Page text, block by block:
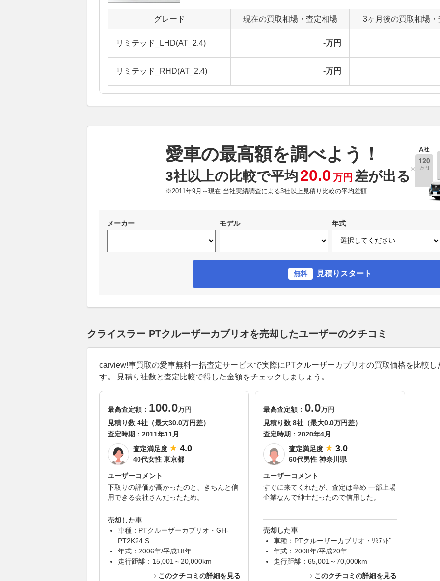
グレード 現在の買取相場・査定相場 3ヶ月後の買取相場・
リミテッド_LHD(AT_2.4) -万円
リミテッド_RHD(AT_2.4) -万円
愛車の最高額を調べよう！
3社以上の比較で平均20.0 万円 差が出る ※
※2011年9月～現在 当社実績調査による3社以上見積り比較の平均差額
メーカー モデル 年式
無料 見積りスタート
クライスラー PTクルーザーカブリオを売却したユーザーのクチコミ
carview!車買取の愛車無料一括査定サービスで実際にPTクルーザーカブリオの買取価格を比較
す。 見積り社数と査定比較で得した金額をチェックしましょう。
最高査定額： 100.0万円
見積り数 4社（最大30.0万円差）
査定時期： 2011年11月
査定満足度
4.0
40代女性 東京都
ユーザーコメント
下取りの評価が高かったのと、きちんと信
用できる会社さんだったため。
売却した車
車種：PTクルーザーカブリオ・GH-
PT2K24 S
年式：2006年/平成18年
走行距離：15,001～20,000km
このクチコミの詳細を見る
最高査定額： 0.0万円
見積り数 8社（最大0.0万円差）
査定時期：2020年4月
査定満足度
3.0
60代男性 神奈川県
ユーザーコメント
すぐに来てくれたが、査定は辛め 一部上場
企業なんで紳士だったので信用した。
売却した車
車種：PTクルーザーカブリオ・ﾘﾐﾃｯﾄﾞ
年式：2008年/平成20年
走行距離：65,001～70,000km
このクチコミの詳細を見る